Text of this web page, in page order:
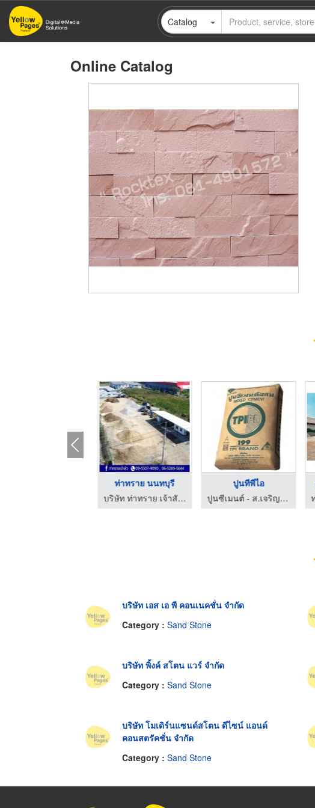
Skip
main
Catalog
Online Catalog
ท่าทราย นนทบุรี
บริษัท ท่าทราย เจ้าสัว จำกัด
ปูนทีพีไอ
ปูนซีเมนต์ - ส.เจริญชัย ค้าวัสดุก่อสร้าง
บริษัท เอส เอ พี คอนเนคชั่น จำกัด
Category : Sand Stone
บริษัท พิ้งค์ สโตน แวร์ จำกัด
Category : Sand Stone
บริษัท โมเดิร์นแซนด์สโตน ดีไซน์ แอนด์
คอนสตรัคชั่น จำกัด
Category : Sand Stone